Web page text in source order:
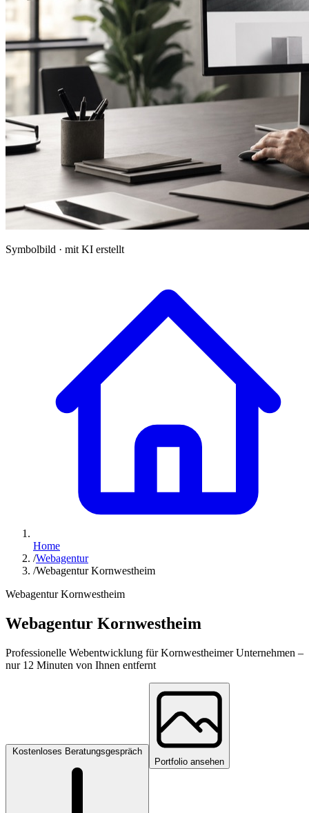
Symbolbild · mit KI erstellt
Home
/Webagentur
/Webagentur Kornwestheim
Webagentur Kornwestheim
Webagentur Kornwestheim
Professionelle Webentwicklung für Kornwestheimer Unternehmen –
nur 12 Minuten von Ihnen entfernt
Portfolio ansehen